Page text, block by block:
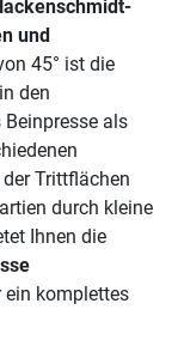
und
45° ist die
den
als
Trittflächen
durch kleine
Ihnen die
ein komplettes